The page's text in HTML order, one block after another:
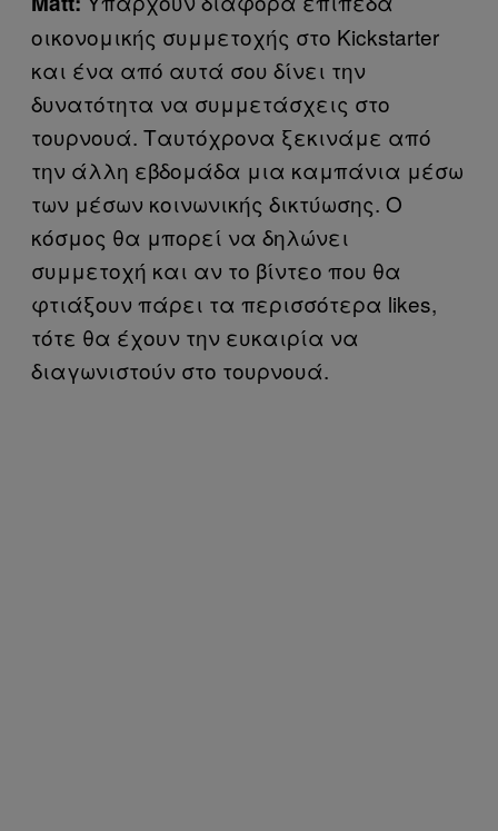
οικονομικής συμμετοχής στο Kickstarter
και ένα από αυτά σου δίνει την
δυνατότητα να συμμετάσχεις στο
τουρνουά. Ταυτόχρονα ξεκινάμε από
την άλλη εβδομάδα μια καμπάνια μέσω
των μέσων κοινωνικής δικτύωσης. Ο
κόσμος θα μπορεί να δηλώνει
συμμετοχή και αν το βίντεο που θα
φτιάξουν πάρει τα περισσότερα likes,
τότε θα έχουν την ευκαιρία να
διαγωνιστούν στο τουρνουά.